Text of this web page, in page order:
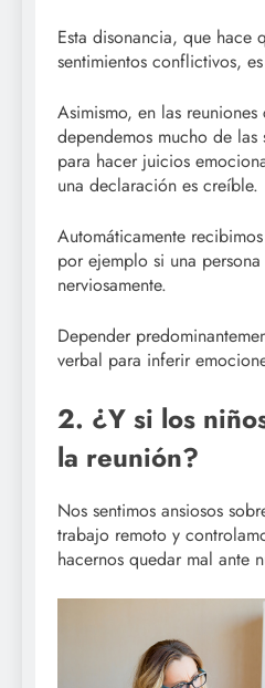
Esta disonancia, que hace
sentimientos conflictivos,
Asimismo, en las reuniones
dependemos mucho de las
para hacer juicios
una declaración es creíble.
Automáticamente
por ejemplo si una persona
nerviosamente.
Depender
verbal para inferir
2. ¿Y si los
la reunión?
Nos sentimos ansiosos
trabajo remoto y
hacernos quedar mal ante